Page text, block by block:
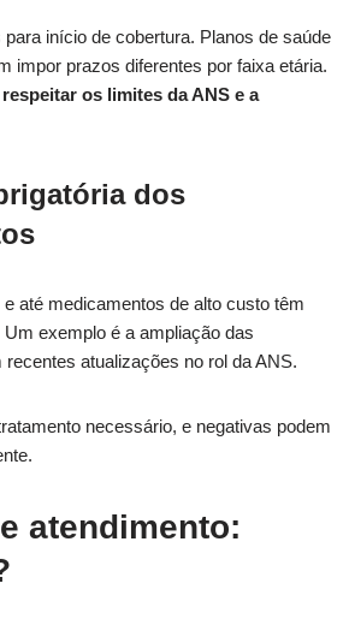
início de cobertura. Planos de saúde
impor prazos diferentes por faixa etária.
os limites da ANS e a
dos
até medicamentos de alto custo têm
exemplo é a ampliação das
atualizações no rol da ANS.
necessário, e negativas podem
atendimento: